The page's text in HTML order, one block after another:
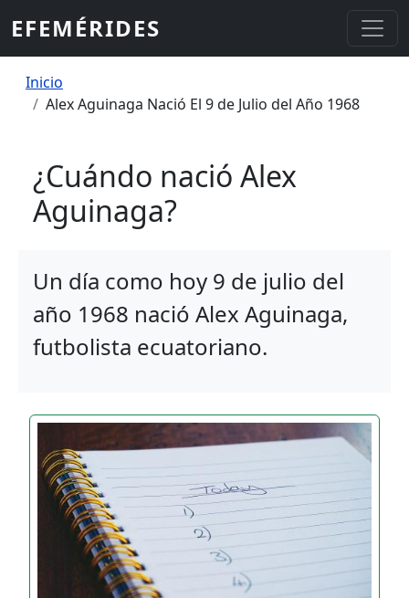
EFEMÉRIDES
Sobrescribir enlaces de ayuda a la
Inicio
Alex Aguinaga Nació El 9 de Julio del Año 1968
¿Cuándo nació Alex
Aguinaga?
Un día como hoy 9 de julio del
año 1968 nació Alex Aguinaga,
futbolista ecuatoriano.